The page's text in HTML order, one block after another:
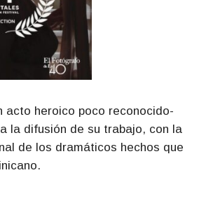
acto heroico poco reconocido-
la difusión de su trabajo, con la
de los dramáticos hechos que